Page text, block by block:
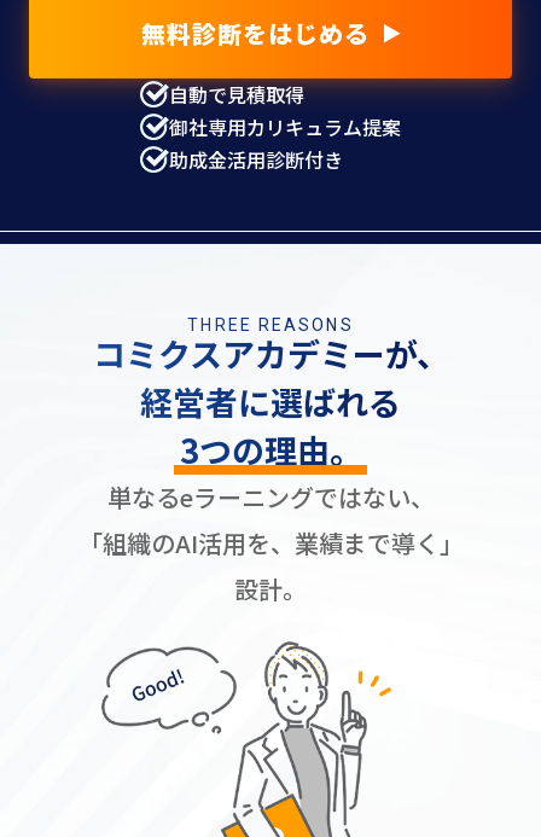
無料診断をはじめる
自動で見積取得
御社専用カリキュラム提案
助成金活用診断付き
THREE REASONS
コミクスアカデミーが、
経営者に選ばれる
3つの理由。
単なるeラーニングではない、
「組織のAI活用を、業績まで導く」
設計。